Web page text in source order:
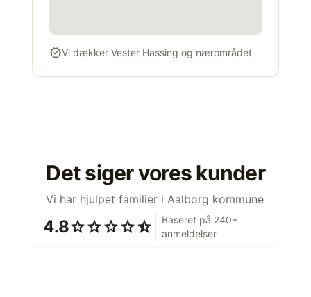
verifiedVi dækker Vester Hassing og nærområdet
Det siger vores kunder
Vi har hjulpet familier i Aalborg kommune
4.8starstarstarstarstar_half
Baseret på 240+
anmeldelser